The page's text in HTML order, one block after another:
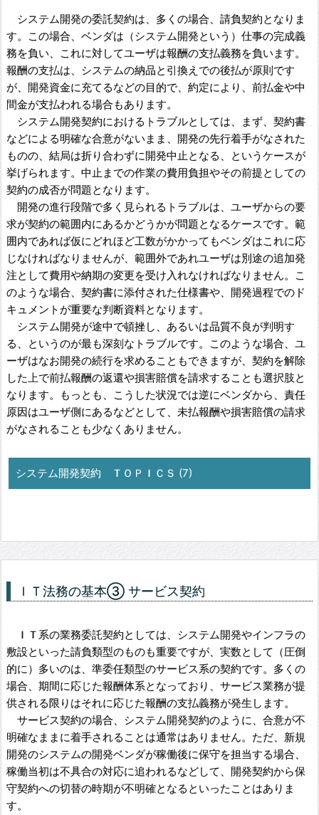
システム開発の委託契約は、多くの場合、請負契約となりま
す。この場合、ベンダは（システム開発という）仕事の完成義
務を負い、これに対してユーザは報酬の支払義務を負います。
報酬の支払は、システムの納品と引換えでの後払が原則です
が、開発資金に充てるなどの目的で、約定により、前払金や中
間金が支払われる場合もあります。
システム開発契約におけるトラブルとしては、まず、契約書
などによる明確な合意がないまま、開発の先行着手がなされた
ものの、結局は折り合わずに開発中止となる、というケースが
挙げられます。中止までの作業の費用負担やその前提としての
契約の成否が問題となります。
開発の進行段階で多く見られるトラブルは、ユーザからの要
求が契約の範囲内にあるかどうかが問題となるケースです。範
囲内であれば仮にどれほど工数がかかってもベンダはこれに応
じなければなりませんが、範囲外であれユーザは別途の追加発
注として費用や納期の変更を受け入れなければなりません。こ
のような場合、契約書に添付された仕様書や、開発過程でのド
キュメントが重要な判断資料となります。
システム開発が途中で頓挫し、あるいは品質不良が判明す
る、というのが最も深刻なトラブルです。このような場合、ユ
ーザはなお開発の続行を求めることもできますが、契約を解除
した上で前払報酬の返還や損害賠償を請求することも選択肢と
なります。もっとも、こうした状況では逆にベンダから、責任
原因はユーザ側にあるなどとして、未払報酬や損害賠償の請求
がなされることも少なくありません。
システム開発契約 ＴＯＰＩＣＳ (7)
ＩＴ法務の基本③ サービス契約
ＩＴ系の業務委託契約としては、システム開発やインフラの
敷設といった請負類型のものも重要ですが、実数として（圧倒
的に）多いのは、準委任類型のサービス系の契約です。多くの
場合、期間に応じた報酬体系となっており、サービス業務が提
供される限りはそれに応じた報酬の支払義務が発生します。
サービス契約の場合、システム開発契約のように、合意が不
明確なままに着手されることは通常はありません。ただ、新規
開発のシステムの開発ベンダが稼働後に保守を担当する場合、
稼働当初は不具合の対応に追われるなどして、開発契約から保
守契約への切替の時期が不明確となるといったことはありま
す。